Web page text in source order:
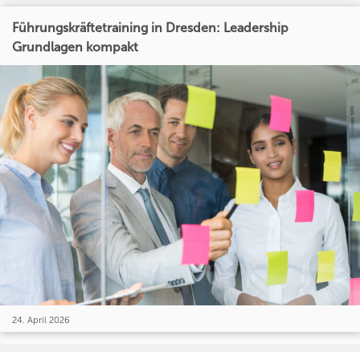
Führungskräftetraining in Dresden: Leadership
Grundlagen kompakt
24. April 2026